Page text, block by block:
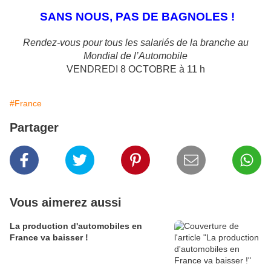
SANS NOUS, PAS DE BAGNOLES !
Rendez-vous pour tous les salariés de la branche au
Mondial de l’Automobile
VENDREDI 8 OCTOBRE à 11 h
#France
Partager
Vous aimerez aussi
La production d'automobiles en
France va baisser !